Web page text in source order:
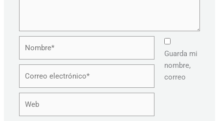
Guarda mi
nombre,
correo